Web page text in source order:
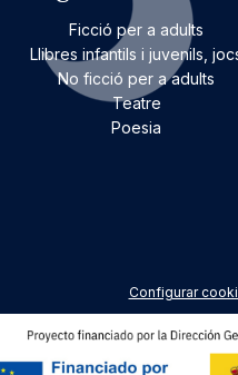
Ficció per a adults
Llibres infantils i juvenils,
No ficció per a adults
Teatre
Poesia
Configurar